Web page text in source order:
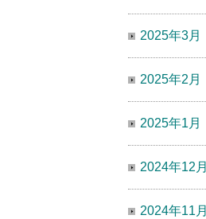
2025年3月
2025年2月
2025年1月
2024年12月
2024年11月